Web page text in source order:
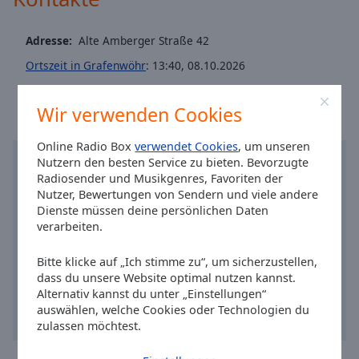
Wir verwenden Cookies
Online Radio Boxverwendet Cookies, um unseren
Nutzern den besten Service zu bieten. Bevorzugte
Radiosender und Musikgenres, Favoriten der
Nutzer, Bewertungen von Sendern und viele andere
Dienste müssen deine persönlichen Daten
verarbeiten.
Bitte klicke auf „Ich stimme zu“, um sicherzustellen,
dass du unsere Website optimal nutzen kannst.
Alternativ kannst du unter „Einstellungen“
auswählen, welche Cookies oder Technologien du
zulassen möchtest.
Background
Family
Dani's HipHop Classics
Dani's New Rock
Dani's Oldieradio
Dani's Charthitradio
TOWER TOWN Kulthits
Dani's Kultradio
Dani's Classics
Dani's Music Mix
Adresse: Alte Amberger Straße 42
Ortszeit in Grafenwöhr: 13:40, 08.10.2026